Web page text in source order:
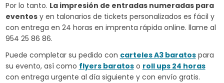
Por lo tanto. La impresión de entradas numeradas para
eventosy en talonarios de tickets personalizados es fácil y
con entrega en 24 horas en imprenta rápida online. llame al
954 25 86 86.
Puede completar su pedido con carteles A3 baratospara
su evento, así como flyers baratoso roll ups 24 horas
con entrega urgente al día siguiente y con envío gratis.